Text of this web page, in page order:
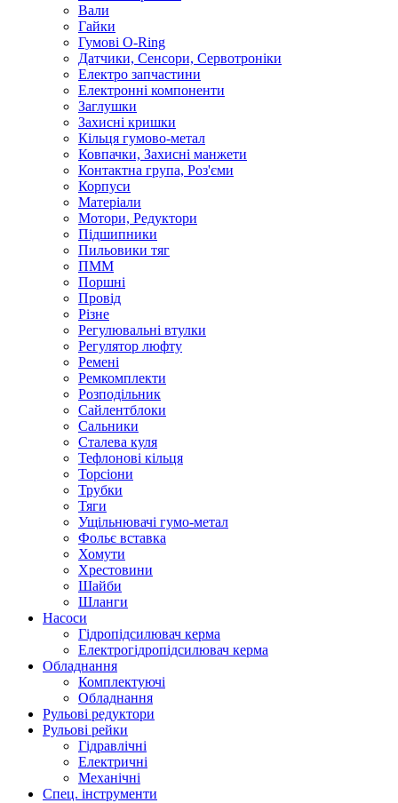
Вали
Гайки
Гумові O-Ring
Датчики, Сенсори, Сервотроніки
Електро запчастини
Електронні компоненти
Заглушки
Захисні кришки
Кільця гумово-метал
Ковпачки, Захисні манжети
Контактна група, Роз'єми
Корпуси
Матеріали
Мотори, Редуктори
Підшипники
Пильовики тяг
ПММ
Поршні
Провід
Різне
Регулювальні втулки
Регулятор люфту
Ремені
Ремкомплекти
Розподільник
Сайлентблоки
Сальники
Сталева куля
Тефлонові кільця
Торсіони
Трубки
Тяги
Ущільнювачі гумо-метал
Фольє вставка
Хомути
Хрестовини
Шайби
Шланги
Насоси
Гідропідсилювач керма
Електрогідропідсилювач керма
Обладнання
Комплектуючі
Обладнання
Рульові редуктори
Рульові рейки
Гідравлічні
Електричні
Механічні
Спец. інструменти